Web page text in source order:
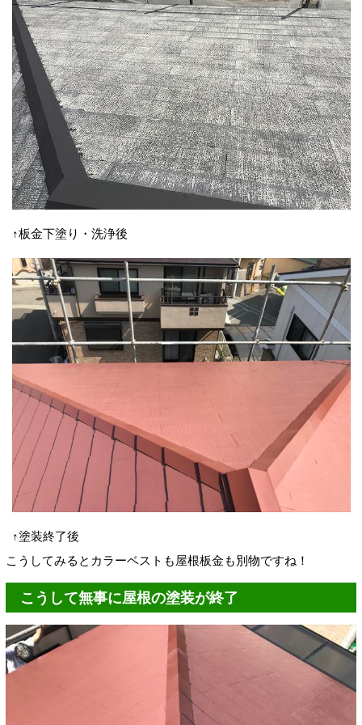
↑板金下塗り・洗浄後
↑塗装終了後
こうしてみるとカラーベストも屋根板金も別物ですね！
こうして無事に屋根の塗装が終了